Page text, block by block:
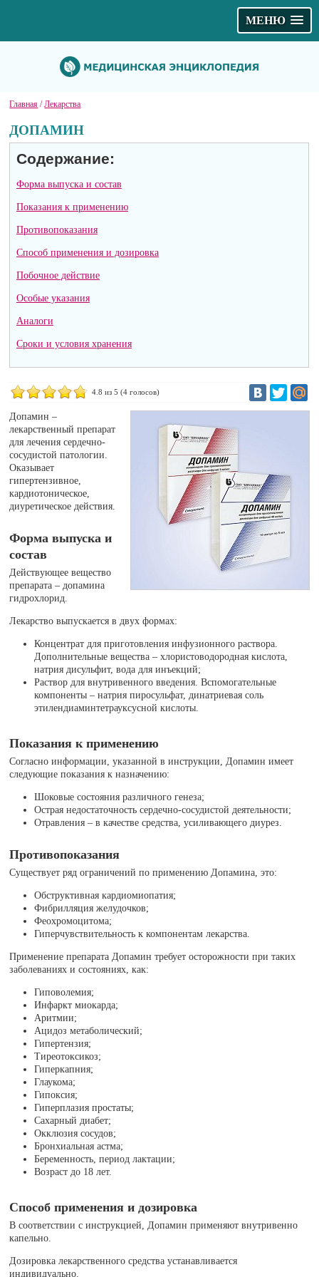
МЕНЮ
Главная /Лекарства
ДОПАМИН
Содержание:
Форма выпуска и состав
Показания к применению
Противопоказания
Способ применения и дозировка
Побочное действие
Особые указания
Аналоги
Сроки и условия хранения
4.8 из 5 (4 голосов)
Допамин –
лекарственный препарат
для лечения сердечно-
сосудистой патологии.
Оказывает
гипертензивное,
кардиотоническое,
диуретическое действия.
Форма выпуска и
состав
Действующее вещество
препарата – допамина
гидрохлорид.
Лекарство выпускается в двух формах:
Концентрат для приготовления инфузионного раствора.
Дополнительные вещества – хлористоводородная кислота,
натрия дисульфит, вода для инъекций;
Раствор для внутривенного введения. Вспомогательные
компоненты – натрия пиросульфат, динатриевая соль
этилендиаминтетрауксусной кислоты.
Показания к применению
Согласно информации, указанной в инструкции, Допамин имеет
следующие показания к назначению:
Шоковые состояния различного генеза;
Острая недостаточность сердечно-сосудистой деятельности;
Отравления – в качестве средства, усиливающего диурез.
Противопоказания
Существует ряд ограничений по применению Допамина, это:
Обструктивная кардиомиопатия;
Фибрилляция желудочков;
Феохромоцитома;
Гиперчувствительность к компонентам лекарства.
Применение препарата Допамин требует осторожности при таких
заболеваниях и состояниях, как:
Гиповолемия;
Инфаркт миокарда;
Аритмии;
Ацидоз метаболический;
Гипертензия;
Тиреотоксикоз;
Гиперкапния;
Глаукома;
Гипоксия;
Гиперплазия простаты;
Сахарный диабет;
Окклюзия сосудов;
Бронхиальная астма;
Беременность, период лактации;
Возраст до 18 лет.
Способ применения и дозировка
В соответствии с инструкцией, Допамин применяют внутривенно
капельно.
Дозировка лекарственного средства устанавливается
индивидуально.